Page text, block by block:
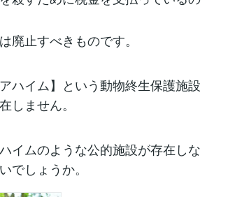
廃止すべきものです。
ハイム】という動物終生保護施設
しません。
イムのような公的施設が存在しな
でしょうか。